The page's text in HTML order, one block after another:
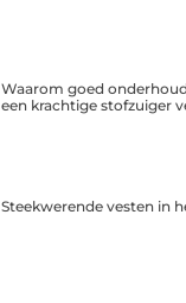
Waarom goed
een krachtige stofzuiger
Steekwerende vesten in